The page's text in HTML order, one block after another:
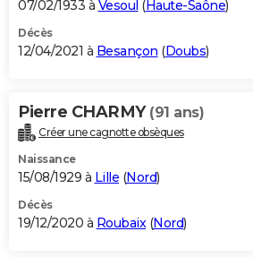
07/02/1933 à Vesoul (Haute-Saône)
Décès
12/04/2021 à Besançon (Doubs)
Pierre CHARMY (91 ans)
Créer une cagnotte obsèques
Naissance
15/08/1929 à Lille (Nord)
Décès
19/12/2020 à Roubaix(Nord)